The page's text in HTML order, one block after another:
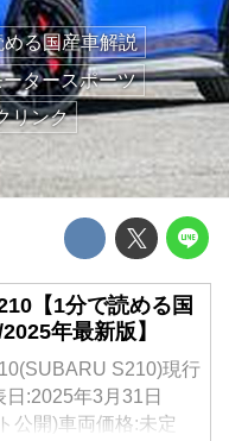
る国産車解説
ータースポーツ
リンク
【1分で読める国
年最新版】
S210)現行
日:2025年3月31日
公開)車両価格:未定